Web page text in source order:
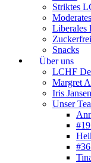
Striktes
Liberales
Snacks
Über uns
LCHF
Margret
Iris
Unser